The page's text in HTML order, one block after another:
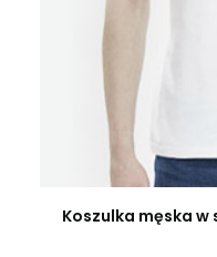
Koszulka męska w